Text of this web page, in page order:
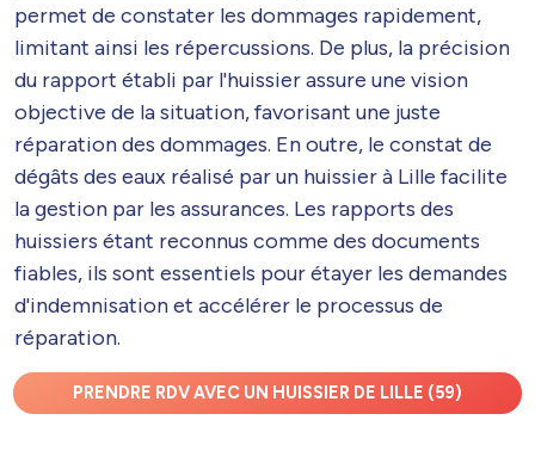
permet de constater les dommages rapidement,
limitant ainsi les répercussions. De plus, la précision
du rapport établi par l'huissier assure une vision
objective de la situation, favorisant une juste
réparation des dommages. En outre, le constat de
dégâts des eaux réalisé par un huissier à Lille facilite
la gestion par les assurances. Les rapports des
huissiers étant reconnus comme des documents
fiables, ils sont essentiels pour étayer les demandes
d'indemnisation et accélérer le processus de
réparation.
PRENDRE RDV AVEC UN HUISSIER DE LILLE (59)